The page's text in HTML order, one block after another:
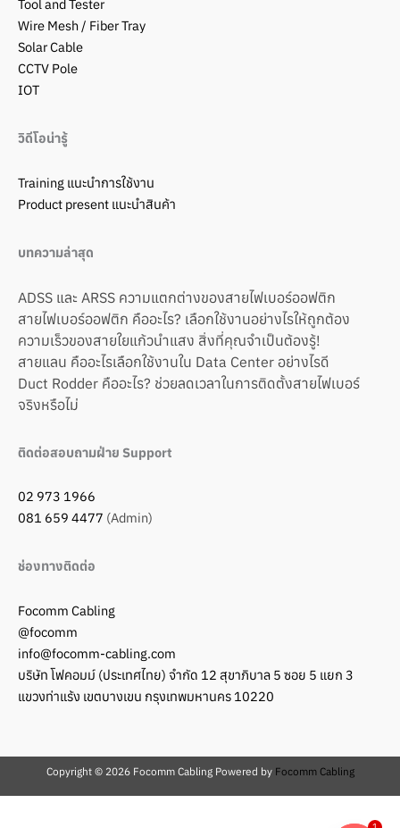
Tool and Tester
Wire Mesh / Fiber Tray
Solar Cable
CCTV Pole
IOT
วิดีโอน่ารู้
Training แนะนำการใช้งาน
Product present แนะนำสินค้า
บทความล่าสุด
ADSS และ ARSS ความแตกต่างของสายไฟเบอร์ออฟติก
สายไฟเบอร์ออฟติก คืออะไร? เลือกใช้งานอย่างไรให้ถูกต้อง
ความเร็วของสายใยแก้วนำแสง สิ่งที่คุณจำเป็นต้องรู้!
สายแลน คืออะไรเลือกใช้งานใน Data Center อย่างไรดี
Duct Rodder คืออะไร? ช่วยลดเวลาในการติดตั้งสายไฟเบอร์
จริงหรือไม่
ติดต่อสอบถามฝ่าย Support
02 973 1966
081 659 4477 (Admin)
ช่องทางติดต่อ
Focomm Cabling
@focomm
info@focomm-cabling.com
บริษัท โฟคอมม์ (ประเทศไทย) จำกัด 12 สุขาภิบาล 5 ซอย 5 แยก 3
แขวงท่าแร้ง เขตบางเขน กรุงเทพมหานคร 10220
Copyright © 2026 Focomm Cabling Powered by Focomm Cabling